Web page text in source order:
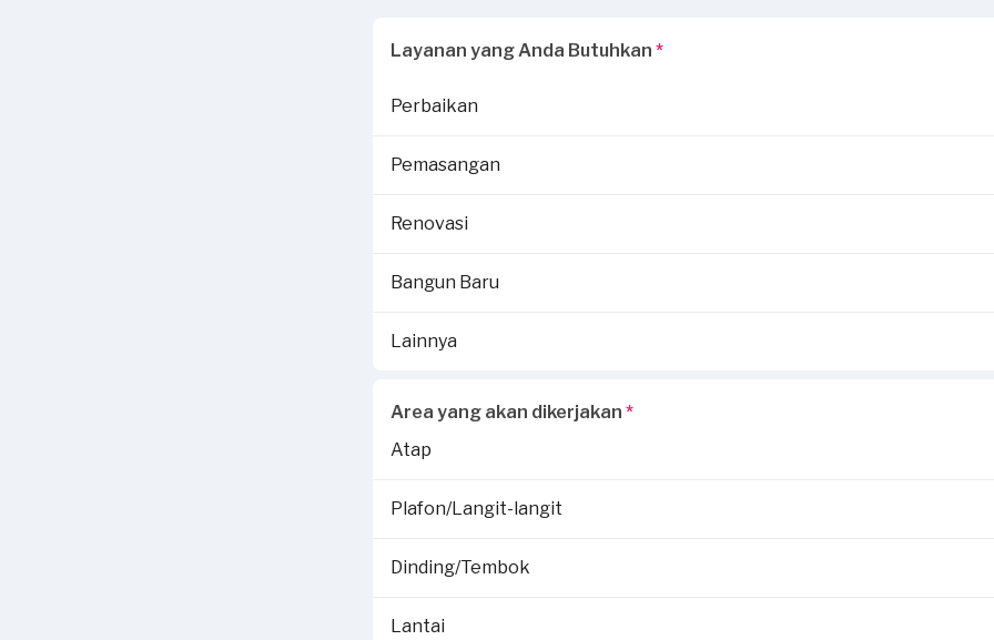
Layanan yang Anda Butuhkan *
Perbaikan
Pemasangan
Renovasi
Bangun Baru
Lainnya
Area yang akan dikerjakan *
Atap
Plafon/Langit-langit
Dinding/Tembok
Lantai